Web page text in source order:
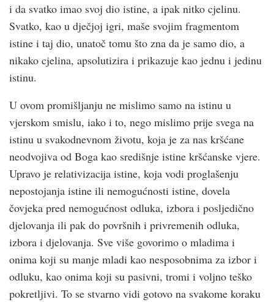
i da svatko imao svoj dio istine, a ipak nitko cjelinu.
Svatko, kao u dječjoj igri, maše svojim fragmentom
istine i taj dio, unatoč tomu što zna da je samo dio, a
nikako cjelina, apsolutizira i prikazuje kao jednu i jedinu
istinu.
U ovom promišljanju ne mislimo samo na istinu u
vjerskom smislu, iako i to, nego mislimo prije svega na
istinu u svakodnevnom životu, koja je za nas kršćane
neodvojiva od Boga kao središnje istine kršćanske vjere.
Upravo je relativizacija istine, koja vodi proglašenju
nepostojanja istine ili nemogućnosti istine, dovela
čovjeka pred nemogućnost odluka, izbora i posljedično
djelovanja ili pak do površnih i privremenih odluka,
izbora i djelovanja. Sve više govorimo o mladima i
onima koji su manje mladi kao nesposobnima za izbor i
odluku, kao onima koji su pasivni, tromi i voljno teško
pokretljivi. To se stvarno vidi gotovo na svakome koraku